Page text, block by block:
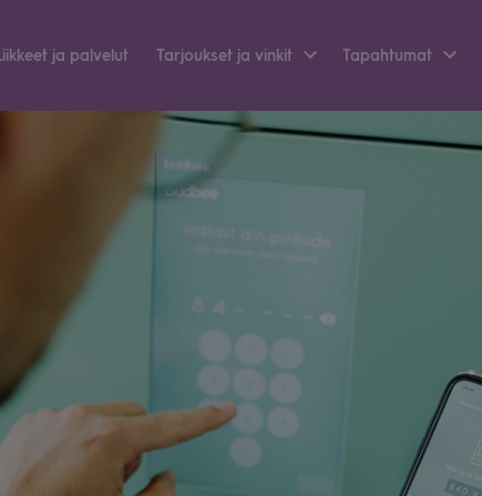
ja pal­ve­lut Tar­jouk­set ja vin­kit Tapah­tu­mat